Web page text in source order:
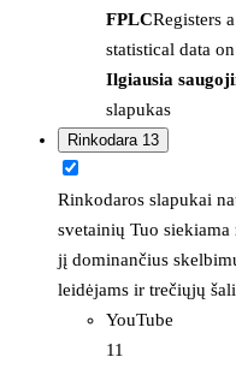
FPLCRegisters
statistical data
Ilgiausia
slapukas
Rinkodara 13
Rinkodaros slapukai
svetainių Tuo
jį dominančius
leidėjams ir trečiųjų
YouTube
11